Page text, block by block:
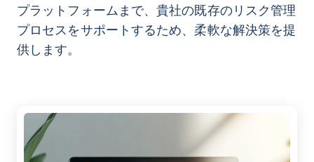
プラットフォームまで、貴社の既存のリスク管理
プロセスをサポートするため、柔軟な解決策を提
供します。